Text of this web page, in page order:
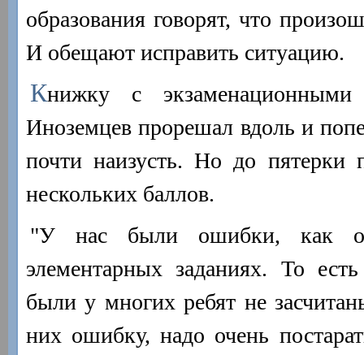
образования говорят, что
И обещают исправить ситуацию.
Книжку с экзаменационными
Иноземцев прорешал вдоль и
почти наизусть. Но до пятерки
нескольких баллов.
"У нас были ошибки, как
элементарных заданиях. То
были у многих ребят не
них ошибку, надо очень